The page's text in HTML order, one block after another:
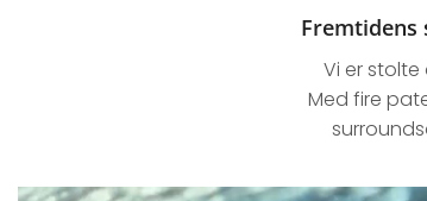
Vi er
Med fire